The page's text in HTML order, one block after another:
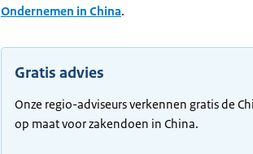
Ondernemen in China.
Gratis advies
Onze regio-adviseurs verkennen gratis de
op maat voor zakendoen in China.